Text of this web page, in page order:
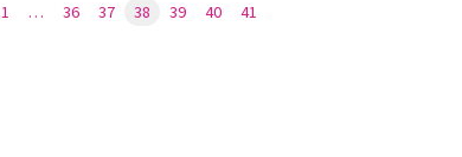
1 … 36 37 38 39 40
41